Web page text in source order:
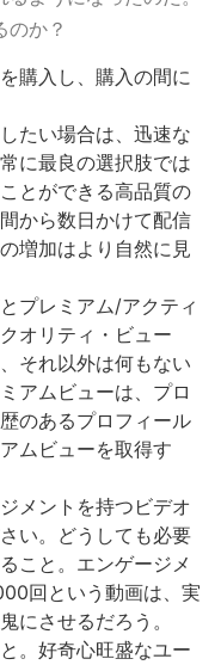
のか？
購入し、購入の間に
たい場合は、迅速な
に最良の選択肢では
とができる高品質の
から数日かけて配信
増加はより自然に見
プレミアム/アクティ
オリティ・ビュー
それ以外は何もない
アムビューは、プロ
のあるプロフィール
ムビューを取得す
メントを持つビデオ
い。どうしても必要
こと。エンゲージメ
回という動画は、実
にさせるだろう。
。好奇心旺盛なユー